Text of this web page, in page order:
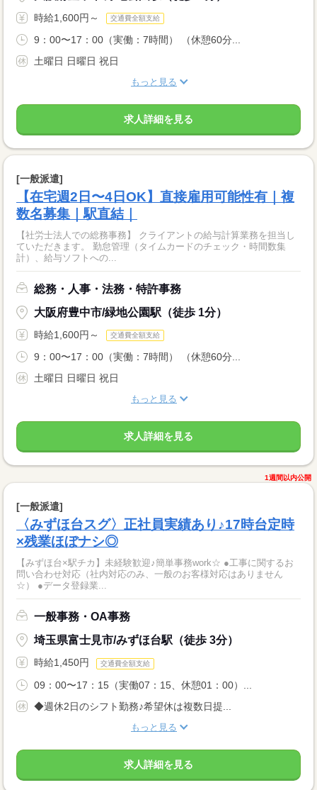
時給1,600円～ 交通費全額支給
9：00〜17：00（実働：7時間） （休憩60分...
土曜日 日曜日 祝日
もっと見る
求人詳細を見る
[一般派遣]
【在宅週2日〜4日OK】直接雇用可能性有｜複
数名募集｜駅直結｜
【社労士法人での総務事務】 クライアントの給与計算業務を担当し
ていただきます。 勤怠管理（タイムカードのチェック・時間数集
計）、給与ソフトへの...
総務・人事・法務・特許事務
大阪府豊中市/緑地公園駅（徒歩 1分）
時給1,600円～ 交通費全額支給
9：00〜17：00（実働：7時間） （休憩60分...
土曜日 日曜日 祝日
もっと見る
求人詳細を見る
1週間以内公開
[一般派遣]
〈みずほ台スグ〉正社員実績あり♪17時台定時
×残業ほぼナシ◎
【みずほ台×駅チカ】未経験歓迎♪簡単事務work☆ ●工事に関するお
問い合わせ対応（社内対応のみ、一般のお客様対応はありません
☆） ●データ登録業...
一般事務・OA事務
埼玉県富士見市/みずほ台駅（徒歩 3分）
時給1,450円 交通費全額支給
09：00〜17：15（実働07：15、休憩01：00）...
◆週休2日のシフト勤務♪希望休は複数日提...
もっと見る
求人詳細を見る